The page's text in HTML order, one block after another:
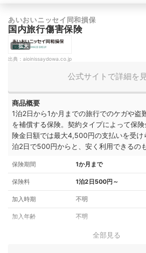
あいおいニッセイ同和損保
国内旅行傷害保険
拡大
出典： aioinissaydowa.co.jp
公式サイトで詳細を
商品概要
1泊2日から1か月までの旅行でのケガや盗
を補償する保険。契約タイプによって保
険金日額では最大4,500円の支払いを受け
泊2日で500円からと、安く利用できるの
保険期間 1か月まで
保険料 1泊2日500円～
加入時期 不明
加入年齢 不明
全部見る